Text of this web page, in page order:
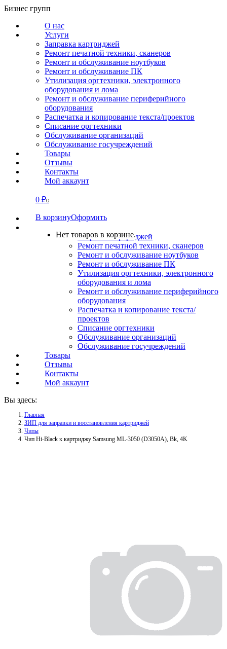
Перейти
содержанию
Бизнес групп
О нас
Услуги
Заправка картриджей
Ремонт печатной техники, сканеров
Ремонт и обслуживание ноутбуков
Ремонт и обслуживание ПК
Утилизация оргтехники, электронного
оборудования и лома
Ремонт и обслуживание периферийного
оборудования
Распечатка и копирование текста/проектов
Списание оргтехники
Обслуживание организаций
Обслуживание госучреждений
Товары
Отзывы
Контакты
Мой аккаунт
0 ₽0
В корзинуОформить
Нет товаров в корзине.
СВЯЗАТЬСЯ
О нас
Заправка картриджей
Ремонт печатной техники, сканеров
Ремонт и обслуживание ноутбуков
Ремонт и обслуживание ПК
Утилизация оргтехники, электронного
оборудования и лома
Ремонт и обслуживание периферийного
оборудования
Распечатка и копирование текста/
проектов
Списание оргтехники
Обслуживание организаций
Обслуживание госучреждений
Товары
Отзывы
Контакты
Мой аккаунт
Вы здесь:
Главная
ЗИП для заправки и восстановления картриджей
Чипы
Чип Hi-Black к картриджу Samsung ML-3050 (D3050A), Bk, 4K